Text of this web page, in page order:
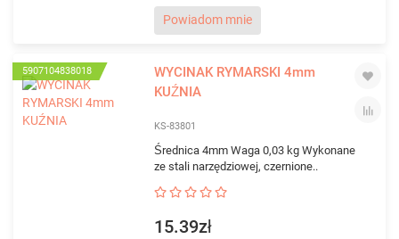
Powiadom mnie
5907104838018
WYCINAK RYMARSKI 4mm
KUŹNIA
KS-83801
Średnica 4mm Waga 0,03 kg Wykonane
ze stali narzędziowej, czernione..
15.39zł